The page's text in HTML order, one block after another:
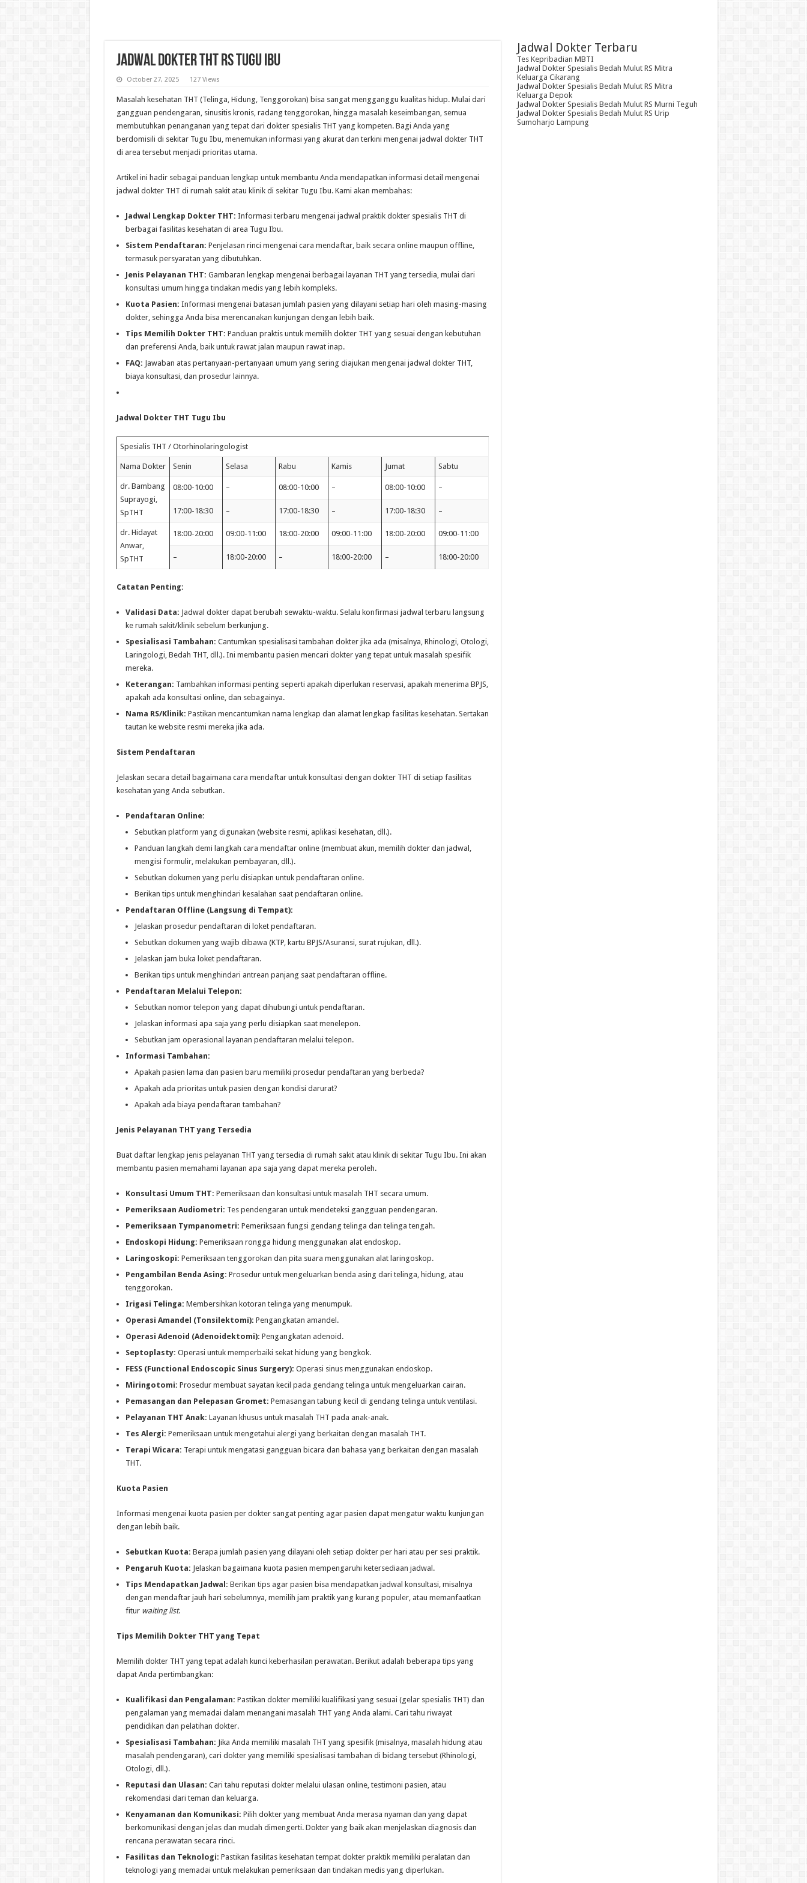
Jadwal Dokter THT RS Tugu Ibu
October 27, 2025 127 Views
Masalah kesehatan THT (Telinga, Hidung, Tenggorokan) bisa sangat mengganggu kualitas hidup. Mulai dari
gangguan pendengaran, sinusitis kronis, radang tenggorokan, hingga masalah keseimbangan, semua
membutuhkan penanganan yang tepat dari dokter spesialis THT yang kompeten. Bagi Anda yang
berdomisili di sekitar Tugu Ibu, menemukan informasi yang akurat dan terkini mengenai jadwal dokter THT
di area tersebut menjadi prioritas utama.
Artikel ini hadir sebagai panduan lengkap untuk membantu Anda mendapatkan informasi detail mengenai
jadwal dokter THT di rumah sakit atau klinik di sekitar Tugu Ibu. Kami akan membahas:
Jadwal Lengkap Dokter THT: Informasi terbaru mengenai jadwal praktik dokter spesialis THT di
berbagai fasilitas kesehatan di area Tugu Ibu.
Sistem Pendaftaran: Penjelasan rinci mengenai cara mendaftar, baik secara online maupun offline,
termasuk persyaratan yang dibutuhkan.
Jenis Pelayanan THT: Gambaran lengkap mengenai berbagai layanan THT yang tersedia, mulai dari
konsultasi umum hingga tindakan medis yang lebih kompleks.
Kuota Pasien: Informasi mengenai batasan jumlah pasien yang dilayani setiap hari oleh masing-masing
dokter, sehingga Anda bisa merencanakan kunjungan dengan lebih baik.
Tips Memilih Dokter THT: Panduan praktis untuk memilih dokter THT yang sesuai dengan kebutuhan
dan preferensi Anda, baik untuk rawat jalan maupun rawat inap.
FAQ: Jawaban atas pertanyaan-pertanyaan umum yang sering diajukan mengenai jadwal dokter THT,
biaya konsultasi, dan prosedur lainnya.
Jadwal Dokter THT Tugu Ibu
Spesialis THT / Otorhinolaringologist
Nama Dokter Senin Selasa Rabu Kamis Jumat Sabtu
dr. Bambang
Suprayogi,
SpTHT
08:00-10:00 – 08:00-10:00 – 08:00-10:00 –
17:00-18:30 – 17:00-18:30 – 17:00-18:30 –
dr. Hidayat
Anwar,
SpTHT
18:00-20:00 09:00-11:00 18:00-20:00 09:00-11:00 18:00-20:00 09:00-11:00
– 18:00-20:00 – 18:00-20:00 – 18:00-20:00
Catatan Penting:
Validasi Data: Jadwal dokter dapat berubah sewaktu-waktu. Selalu konfirmasi jadwal terbaru langsung
ke rumah sakit/klinik sebelum berkunjung.
Spesialisasi Tambahan: Cantumkan spesialisasi tambahan dokter jika ada (misalnya, Rhinologi, Otologi,
Laringologi, Bedah THT, dll.). Ini membantu pasien mencari dokter yang tepat untuk masalah spesifik
mereka.
Keterangan: Tambahkan informasi penting seperti apakah diperlukan reservasi, apakah menerima BPJS,
apakah ada konsultasi online, dan sebagainya.
Nama RS/Klinik: Pastikan mencantumkan nama lengkap dan alamat lengkap fasilitas kesehatan. Sertakan
tautan ke website resmi mereka jika ada.
Sistem Pendaftaran
Jelaskan secara detail bagaimana cara mendaftar untuk konsultasi dengan dokter THT di setiap fasilitas
kesehatan yang Anda sebutkan.
Pendaftaran Online:
Sebutkan platform yang digunakan (website resmi, aplikasi kesehatan, dll.).
Panduan langkah demi langkah cara mendaftar online (membuat akun, memilih dokter dan jadwal,
mengisi formulir, melakukan pembayaran, dll.).
Sebutkan dokumen yang perlu disiapkan untuk pendaftaran online.
Berikan tips untuk menghindari kesalahan saat pendaftaran online.
Pendaftaran Offline (Langsung di Tempat):
Jelaskan prosedur pendaftaran di loket pendaftaran.
Sebutkan dokumen yang wajib dibawa (KTP, kartu BPJS/Asuransi, surat rujukan, dll.).
Jelaskan jam buka loket pendaftaran.
Berikan tips untuk menghindari antrean panjang saat pendaftaran offline.
Pendaftaran Melalui Telepon:
Sebutkan nomor telepon yang dapat dihubungi untuk pendaftaran.
Jelaskan informasi apa saja yang perlu disiapkan saat menelepon.
Sebutkan jam operasional layanan pendaftaran melalui telepon.
Informasi Tambahan:
Apakah pasien lama dan pasien baru memiliki prosedur pendaftaran yang berbeda?
Apakah ada prioritas untuk pasien dengan kondisi darurat?
Apakah ada biaya pendaftaran tambahan?
Jenis Pelayanan THT yang Tersedia
Buat daftar lengkap jenis pelayanan THT yang tersedia di rumah sakit atau klinik di sekitar Tugu Ibu. Ini akan
membantu pasien memahami layanan apa saja yang dapat mereka peroleh.
Konsultasi Umum THT: Pemeriksaan dan konsultasi untuk masalah THT secara umum.
Pemeriksaan Audiometri: Tes pendengaran untuk mendeteksi gangguan pendengaran.
Pemeriksaan Tympanometri: Pemeriksaan fungsi gendang telinga dan telinga tengah.
Endoskopi Hidung: Pemeriksaan rongga hidung menggunakan alat endoskop.
Laringoskopi: Pemeriksaan tenggorokan dan pita suara menggunakan alat laringoskop.
Pengambilan Benda Asing: Prosedur untuk mengeluarkan benda asing dari telinga, hidung, atau
tenggorokan.
Irigasi Telinga: Membersihkan kotoran telinga yang menumpuk.
Operasi Amandel (Tonsilektomi): Pengangkatan amandel.
Operasi Adenoid (Adenoidektomi): Pengangkatan adenoid.
Septoplasty: Operasi untuk memperbaiki sekat hidung yang bengkok.
FESS (Functional Endoscopic Sinus Surgery): Operasi sinus menggunakan endoskop.
Miringotomi: Prosedur membuat sayatan kecil pada gendang telinga untuk mengeluarkan cairan.
Pemasangan dan Pelepasan Gromet: Pemasangan tabung kecil di gendang telinga untuk ventilasi.
Pelayanan THT Anak: Layanan khusus untuk masalah THT pada anak-anak.
Tes Alergi: Pemeriksaan untuk mengetahui alergi yang berkaitan dengan masalah THT.
Terapi Wicara: Terapi untuk mengatasi gangguan bicara dan bahasa yang berkaitan dengan masalah
THT.
Kuota Pasien
Informasi mengenai kuota pasien per dokter sangat penting agar pasien dapat mengatur waktu kunjungan
dengan lebih baik.
Sebutkan Kuota: Berapa jumlah pasien yang dilayani oleh setiap dokter per hari atau per sesi praktik.
Pengaruh Kuota: Jelaskan bagaimana kuota pasien mempengaruhi ketersediaan jadwal.
Tips Mendapatkan Jadwal: Berikan tips agar pasien bisa mendapatkan jadwal konsultasi, misalnya
dengan mendaftar jauh hari sebelumnya, memilih jam praktik yang kurang populer, atau memanfaatkan
fitur waiting list.
Tips Memilih Dokter THT yang Tepat
Memilih dokter THT yang tepat adalah kunci keberhasilan perawatan. Berikut adalah beberapa tips yang
dapat Anda pertimbangkan:
Kualifikasi dan Pengalaman: Pastikan dokter memiliki kualifikasi yang sesuai (gelar spesialis THT) dan
pengalaman yang memadai dalam menangani masalah THT yang Anda alami. Cari tahu riwayat
pendidikan dan pelatihan dokter.
Spesialisasi Tambahan: Jika Anda memiliki masalah THT yang spesifik (misalnya, masalah hidung atau
masalah pendengaran), cari dokter yang memiliki spesialisasi tambahan di bidang tersebut (Rhinologi,
Otologi, dll.).
Reputasi dan Ulasan: Cari tahu reputasi dokter melalui ulasan online, testimoni pasien, atau
rekomendasi dari teman dan keluarga.
Kenyamanan dan Komunikasi: Pilih dokter yang membuat Anda merasa nyaman dan yang dapat
berkomunikasi dengan jelas dan mudah dimengerti. Dokter yang baik akan menjelaskan diagnosis dan
rencana perawatan secara rinci.
Fasilitas dan Teknologi: Pastikan fasilitas kesehatan tempat dokter praktik memiliki peralatan dan
teknologi yang memadai untuk melakukan pemeriksaan dan tindakan medis yang diperlukan.
Jadwal Dokter Terbaru
Tes Kepribadian MBTI
Jadwal Dokter Spesialis Bedah Mulut RS Mitra
Keluarga Cikarang
Jadwal Dokter Spesialis Bedah Mulut RS Mitra
Keluarga Depok
Jadwal Dokter Spesialis Bedah Mulut RS Murni Teguh
Jadwal Dokter Spesialis Bedah Mulut RS Urip
Sumoharjo Lampung